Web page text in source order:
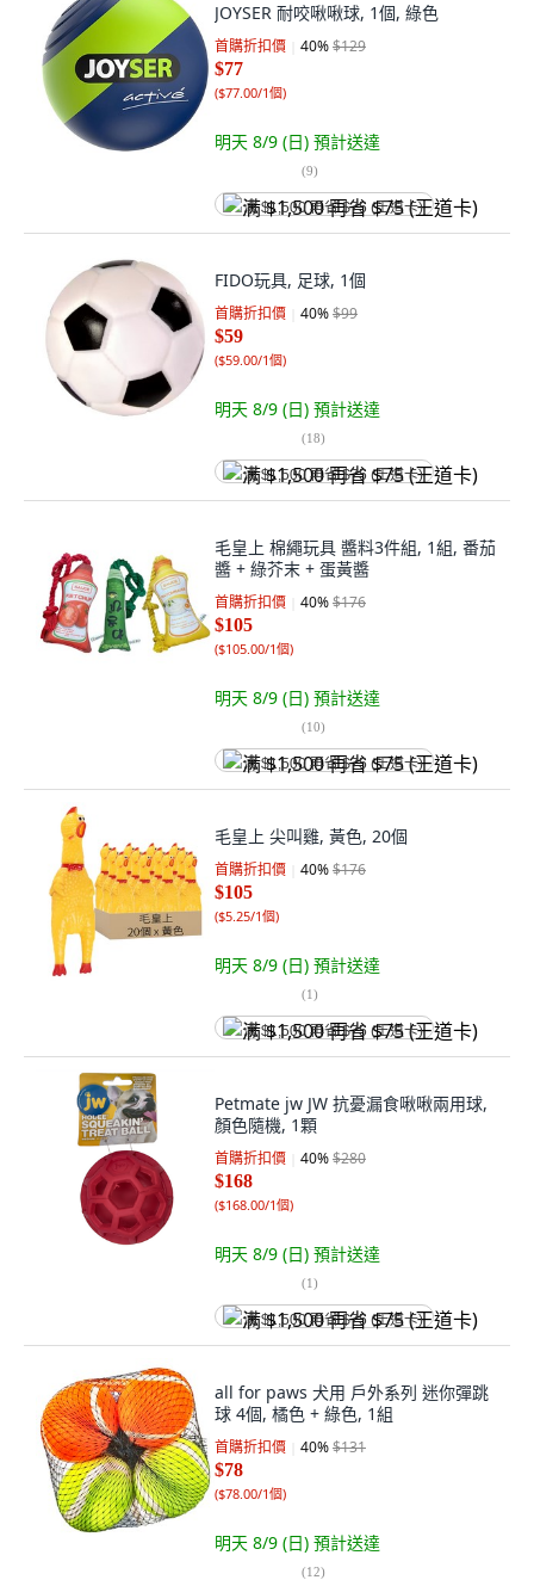
JOYSER 耐咬啾啾球, 1個, 綠色
首購折扣價 40%$129
$77
($77.00/1個)
明天 8/9 (日) 預計送達
(9)
满 $1,500 再省 $75 (王道卡)
FIDO玩具, 足球, 1個
首購折扣價 40%$99
$59
($59.00/1個)
明天 8/9 (日) 預計送達
(18)
满 $1,500 再省 $75 (王道卡)
毛皇上 棉繩玩具 醬料3件組, 1組, 番茄
醬 + 綠芥末 + 蛋黃醬
首購折扣價 40%$176
$105
($105.00/1個)
明天 8/9 (日) 預計送達
(10)
满 $1,500 再省 $75 (王道卡)
毛皇上 尖叫雞, 黃色, 20個
首購折扣價 40%$176
$105
($5.25/1個)
明天 8/9 (日) 預計送達
(1)
满 $1,500 再省 $75 (王道卡)
Petmate jw JW 抗憂漏食啾啾兩用球,
顏色隨機, 1顆
首購折扣價 40%$280
$168
($168.00/1個)
明天 8/9 (日) 預計送達
(1)
满 $1,500 再省 $75 (王道卡)
all for paws 犬用 戶外系列 迷你彈跳
球 4個, 橘色 + 綠色, 1組
首購折扣價 40%$131
$78
($78.00/1個)
明天 8/9 (日) 預計送達
(12)